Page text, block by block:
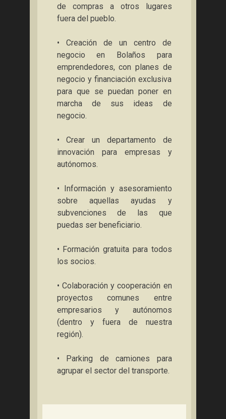
de compras a otros lugares
fuera del pueblo.
• Creación de un centro de
negocio en Bolaños para
emprendedores, con planes de
negocio y financiación exclusiva
para que se puedan poner en
marcha de sus ideas de
negocio.
• Crear un departamento de
innovación para empresas y
autónomos.
• Información y asesoramiento
sobre aquellas ayudas y
subvenciones de las que
puedas ser beneficiario.
• Formación gratuita para todos
los socios.
• Colaboración y cooperación en
proyectos comunes entre
empresarios y autónomos
(dentro y fuera de nuestra
región).
• Parking de camiones para
agrupar el sector del transporte.